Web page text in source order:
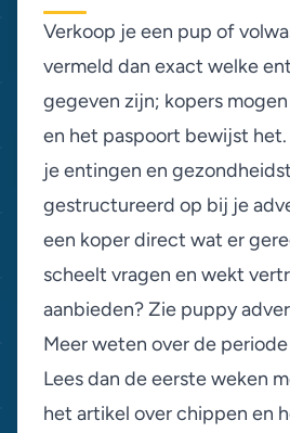
Verkoop je een pup of
vermeld dan exact welke
gegeven zijn; kopers
en het paspoort bewijst
je entingen en
gestructureerd op bij je
een koper direct wat er
scheelt vragen en wekt
aanbieden? Zie puppy
Meer weten over de
Lees dan de eerste weken
het artikel overchippen en